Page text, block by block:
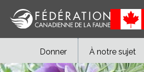
Donner À notre sujet